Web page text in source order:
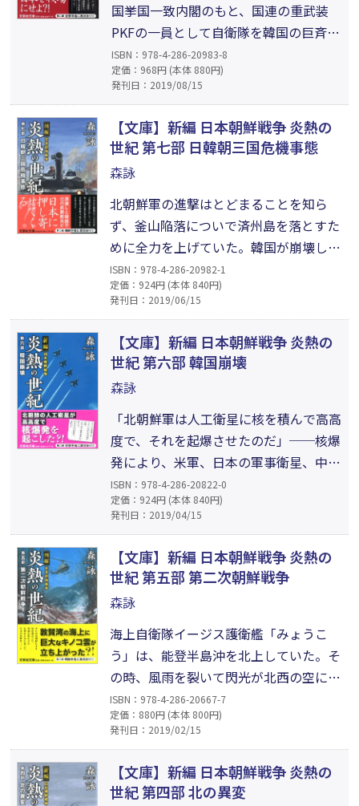
国挙国一致内閣のもと、国連の重武装
PKFの一員として自衛隊を韓国の巨斉島
に上陸させた。これに対し北朝鮮軍
は、日本を戦場にすべく、大型輸送機
とグライダーを使い、また密かに難民
を装った特殊部隊を乗せた船で、対馬大
平瀬海岸に上陸した。同時にミサイル
で日本の高浜原発ほか、主要な原子力
発電所を攻撃し、多くの一般民を死亡
させた──?!
ISBN：978-4-286-20983-8
定価：968円 (本体 880円)
発刊日：2019/08/15
【文庫】新編 日本朝鮮戦争 炎熱の
世紀 第七部 日韓朝三国危機事態
森詠
北朝鮮軍の進撃はとどまることを知ら
ず、釜山陥落についで済州島を落とすた
めに全力を上げていた。韓国が崩壊し
て、大量の難民が日本へ押し寄せはじめ
た。日本は自衛隊を朝鮮半島に派兵する
こともなく、戦争状態に巻き込まれた。
日韓朝の三つ巴の武力衝突事態に対し
て、日本は「非常時三法」を強行採決す
る。そして国連軍への自衛隊派遣を決断
した。緊迫する朝鮮半島情勢。日本の命
運は?!
ISBN：978-4-286-20982-1
定価：924円 (本体 840円)
発刊日：2019/06/15
【文庫】新編 日本朝鮮戦争 炎熱の
世紀 第六部 韓国崩壊
森詠
「北朝鮮軍は人工衛星に核を積んで高高
度で、それを起爆させたのだ」──核爆
発により、米軍、日本の軍事衛星、中国
やロシアの偵察衛星のほとんどが電子障
害を受けた。地上でも電子通信、レーダ
ー、無線通信、パソコンなど電子機器が
すべて使用不能になった。この核爆発を
合図に、北朝鮮軍はミサイルにサリンを
搭載し、日本の各地に発射した。日本
は、ついに「武力攻撃事態」に対して、
反撃を決断した。
ISBN：978-4-286-20822-0
定価：924円 (本体 840円)
発刊日：2019/04/15
【文庫】新編 日本朝鮮戦争 炎熱の
世紀 第五部 第二次朝鮮戦争
森詠
海上自衛隊イージス護衛艦「みょうこ
う」は、能登半島沖を北上していた。そ
の時、風雨を裂いて閃光が北西の空に走
った。護衛艦は激しい衝撃波を受け、船
体が真っ二つに割れた。北朝鮮による核
攻撃だった。一方、朝鮮半島では、非武
装地帯からトンネルを使って奇襲攻撃を
しかけた北朝鮮軍に対して、韓国軍と米
ISBN：978-4-286-20667-7
定価：880円 (本体 800円)
発刊日：2019/02/15
【文庫】新編 日本朝鮮戦争 炎熱の
世紀 第四部 北の異変